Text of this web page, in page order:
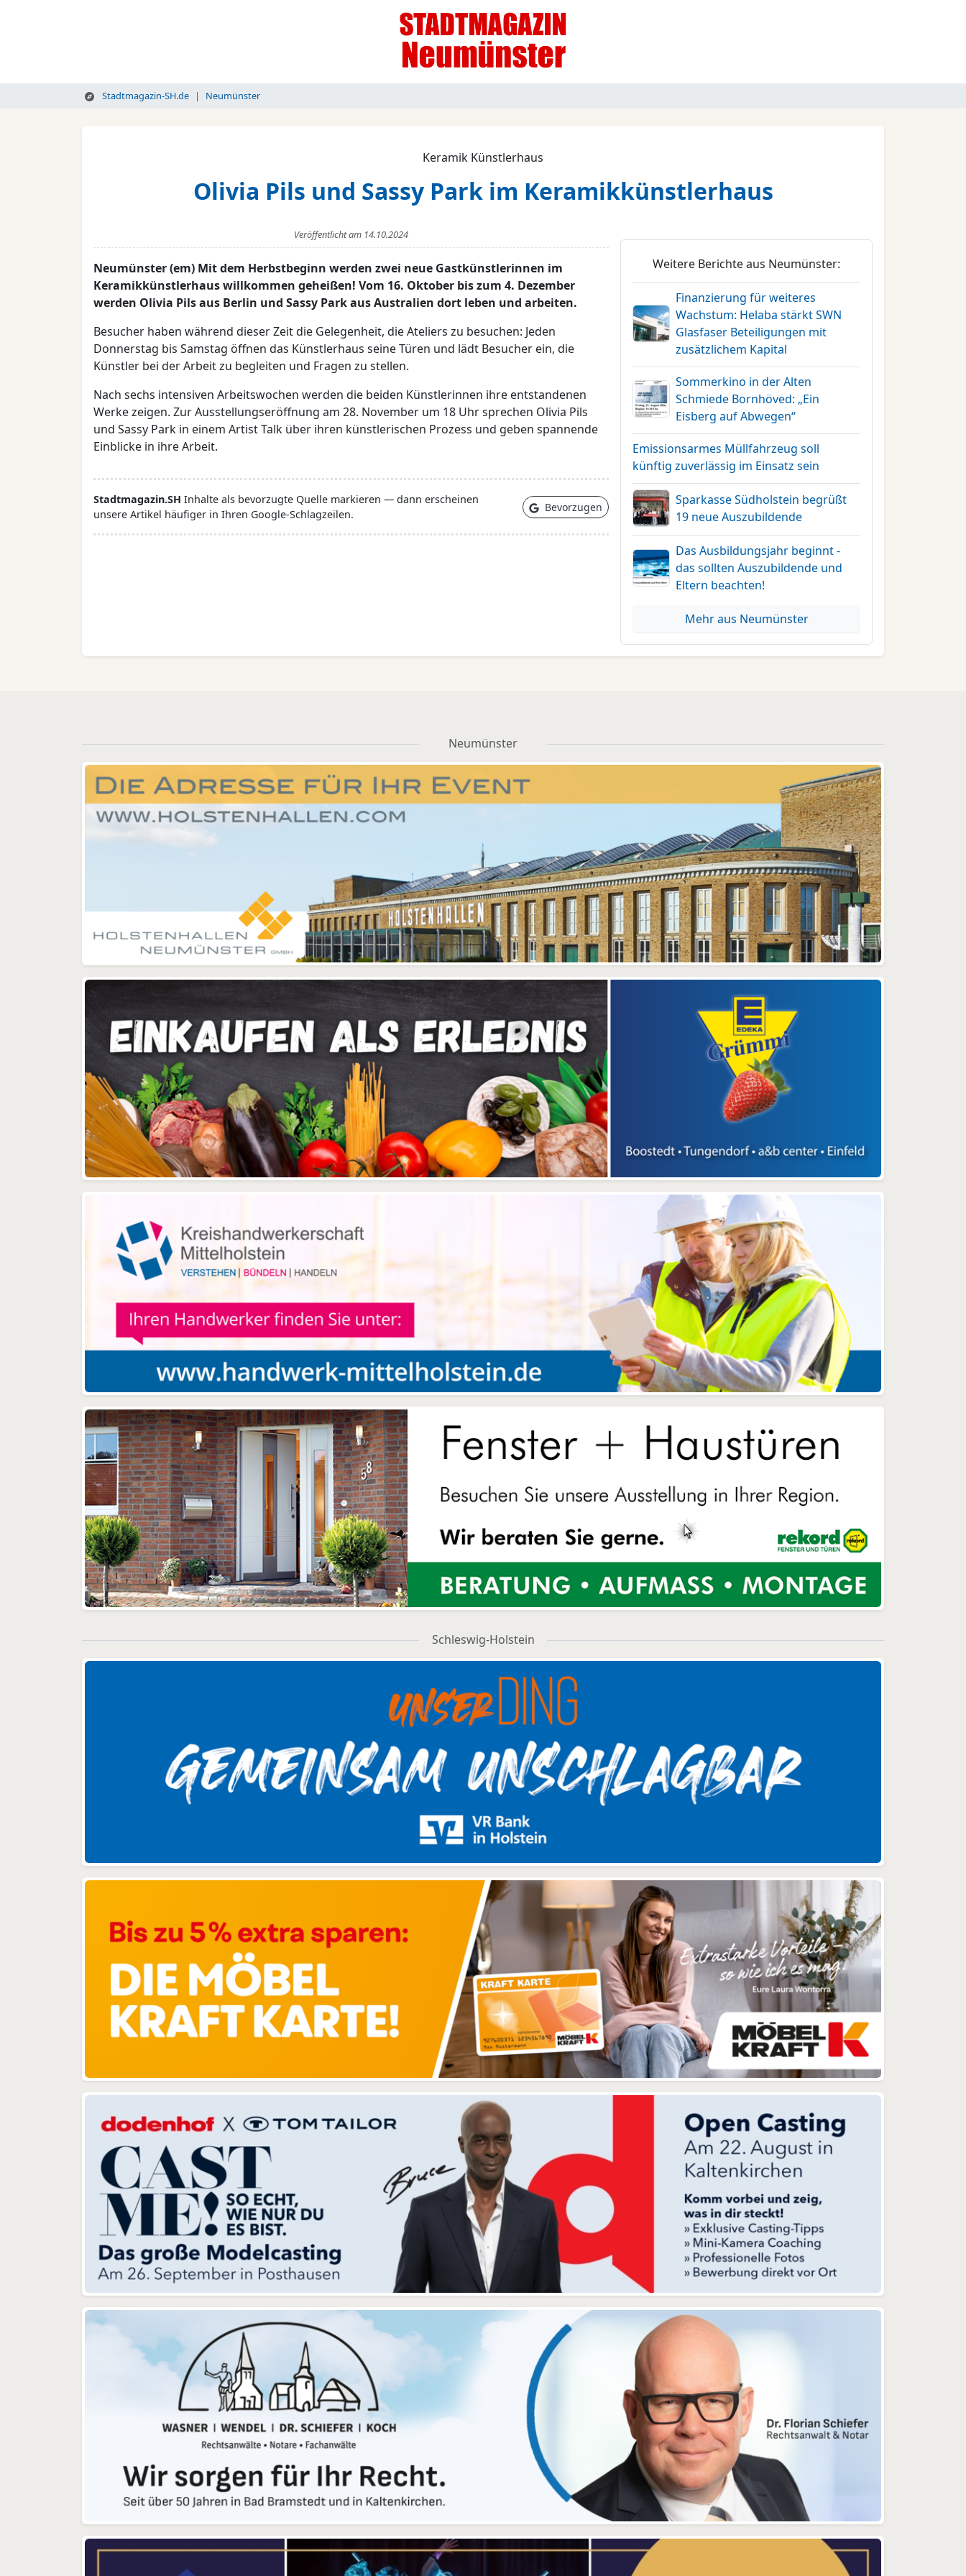
Stadtmagazin-SH.de Neumünster
Keramik Künstlerhaus
Olivia Pils und Sassy Park im Keramikkünstlerhaus
Veröffentlicht am 14.10.2024
Neumünster (em) Mit dem Herbstbeginn werden zwei neue Gastkünstlerinnen im
Keramikkünstlerhaus willkommen geheißen! Vom 16. Oktober bis zum 4. Dezember
werden Olivia Pils aus Berlin und Sassy Park aus Australien dort leben und arbeiten.
Besucher haben während dieser Zeit die Gelegenheit, die Ateliers zu besuchen: Jeden
Donnerstag bis Samstag öffnen das Künstlerhaus seine Türen und lädt Besucher ein, die
Künstler bei der Arbeit zu begleiten und Fragen zu stellen.
Nach sechs intensiven Arbeitswochen werden die beiden Künstlerinnen ihre entstandenen
Werke zeigen. Zur Ausstellungseröffnung am 28. November um 18 Uhr sprechen Olivia Pils
und Sassy Park in einem Artist Talk über ihren künstlerischen Prozess und geben spannende
Einblicke in ihre Arbeit.
Stadtmagazin.SH Inhalte als bevorzugte Quelle markieren — dann erscheinen
unsere Artikel häufiger in Ihren Google-Schlagzeilen.
Bevorzugen
Weitere Berichte aus Neumünster:
Finanzierung für weiteres
Wachstum: Helaba stärkt SWN
Glasfaser Beteiligungen mit
zusätzlichem Kapital
Sommerkino in der Alten
Schmiede Bornhöved: „Ein
Eisberg auf Abwegen“
Emissionsarmes Müllfahrzeug soll
künftig zuverlässig im Einsatz sein
Sparkasse Südholstein begrüßt
19 neue Auszubildende
Das Ausbildungsjahr beginnt -
das sollten Auszubildende und
Eltern beachten!
Mehr aus Neumünster
Neumünster
Schleswig-Holstein